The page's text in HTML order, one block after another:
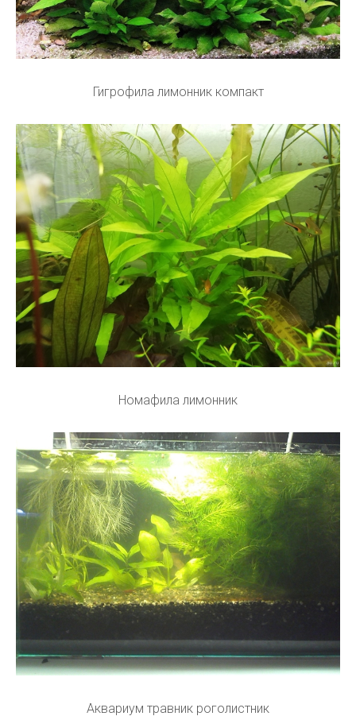
Гигрофила лимонник компакт
Номафила лимонник
Аквариум травник роголистник